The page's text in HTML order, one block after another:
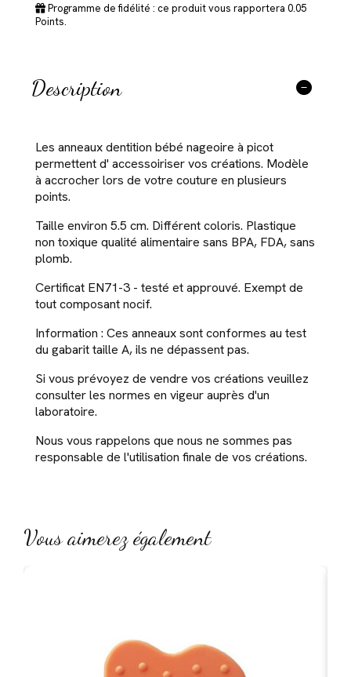
Programme de fidélité : ce produit vous rapportera 0.05
Points.
Description
Les anneaux dentition bébé nageoire à picot
permettent d' accessoiriser vos créations. Modèle
à accrocher lors de votre couture en plusieurs
points.
Taille environ 5.5 cm. Différent coloris. Plastique
non toxique qualité alimentaire sans BPA, FDA, sans
plomb.
Certificat EN71-3 - testé et approuvé. Exempt de
tout composant nocif.
Information : Ces anneaux sont conformes au test
du gabarit taille A, ils ne dépassent pas.
Si vous prévoyez de vendre vos créations veuillez
consulter les normes en vigeur auprès d'un
laboratoire.
Nous vous rappelons que nous ne sommes pas
responsable de l'utilisation finale de vos créations.
Vous aimerez également